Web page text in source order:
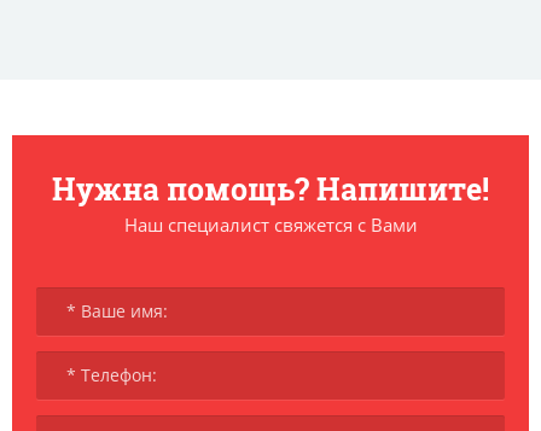
Нужна помощь? Напишите!
Наш специалист свяжется с Вами